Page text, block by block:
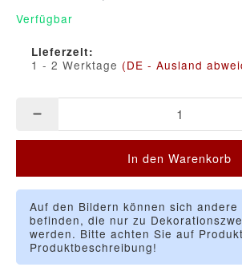
Verfügbar
Lieferzeit:
1 - 2 Werktage (DE - Ausland
In den Warenkorb
Auf den Bildern können sich andere
befinden, die nur zu
werden. Bitte achten Sie auf
Produktbeschreibung!